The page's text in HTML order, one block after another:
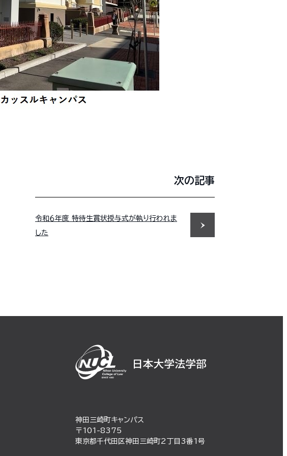
次の記事
令和６年度 特待生賞状授与式が執り行われま
した
神田三崎町キャンパス
〒101-8375
東京都千代田区神田三崎町2丁目3番1号